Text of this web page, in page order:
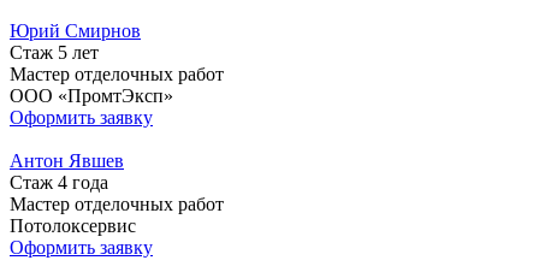
Юрий Смирнов
Стаж 5 лет
Мастер отделочных работ
ООО «ПромтЭксп»
Оформить заявку
Антон Явшев
Стаж 4 года
Мастер отделочных работ
Потолоксервис
Оформить заявку